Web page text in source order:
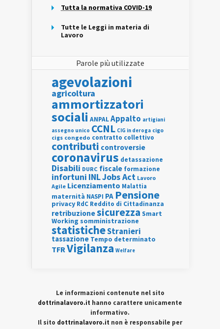
Tutta la normativa COVID-19
Tutte le Leggi in materia di
Lavoro
Parole più utilizzate
agevolazioni
agricoltura
ammortizzatori
sociali ANPALAppalto artigiani
assegno unico CCNL CIG in deroga cigo
cigs congedo contratto collettivo
contributi controversie
coronavirus detassazione
Disabili DURC fiscale formazione
infortuni INLJobs Act Lavoro
Agile Licenziamento Malattia
maternità NASPI PA Pensione
privacy RdC Reddito di Cittadinanza
retribuzionesicurezza Smart
Working somministrazione
statisticheStranieri
tassazione Tempo determinato
TFRVigilanza Welfare
Le informazioni contenute nel sito
dottrinalavoro.it hanno carattere unicamente
informativo.
Il sito dottrinalavoro.it non è responsabile per